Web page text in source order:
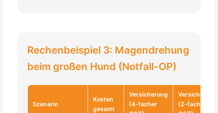
Rechenbeispiel 3: Magendrehung
beim großen Hund (Notfall-OP)
Szenario
Kosten
gesamt
Versicherung
(4-facher
Versicherung
(2-facher